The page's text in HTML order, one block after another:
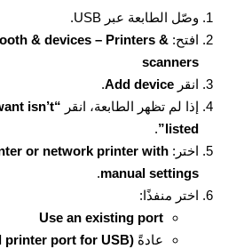
وصّل الطابعة عبر USB.
افتح: & devices – Printers &
scanners
انقر Add device
.
إذا لم تظهر الطابعة، انقر
isn’t
listed”
.
اختر: or network printer with
manual settings
.
اختر منفذًا:
Use an existing port
عادةً printer port for USB)